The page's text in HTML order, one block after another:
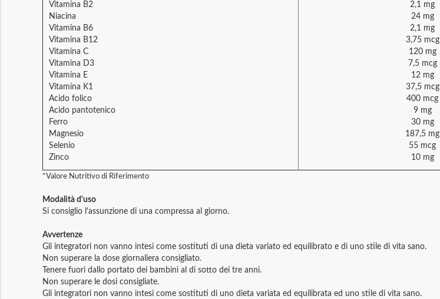
Vitamina B2
Niacina
Vitamina B6
Vitamina B12
Vitamina C
Vitamina D3
Vitamina E
Vitamina K1
Acido folico
Acido pantotenico
Ferro
Magnesio
Selenio
Zinco
2,1 mg
24 mg
2,1 mg
3,75 mcg
120 mg
7,5 mcg
12 mg
37,5 mcg
400 mcg
9 mg
30 mg
187,5 mg
55 mcg
10 mg
*Valore Nutritivo di Riferimento
Modalità d'uso
Si consiglio l'assunzione di una compressa al giorno.
Avvertenze
Gli integratori non vanno intesi come sostituti di una dieta variato ed equilibrato e di uno stile di vita sano.
Non superare la dose giornaliera consigliato.
Tenere fuori dallo portato dei bambini al di sotto dei tre anni.
Non superare le dosi consigliate.
Gli integratori non vanno intesi come sostituti di uno dieta variata ed equilibrata ed uno stile di vita sano.